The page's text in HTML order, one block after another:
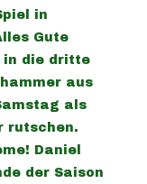
in
Gute
in die dritte
aus
als
rutschen.
Daniel
der Saison